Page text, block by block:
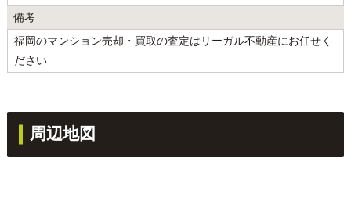
備考
福岡のマンション売却・買取の査定はリーガル不動産にお任せく
ださい
周辺地図